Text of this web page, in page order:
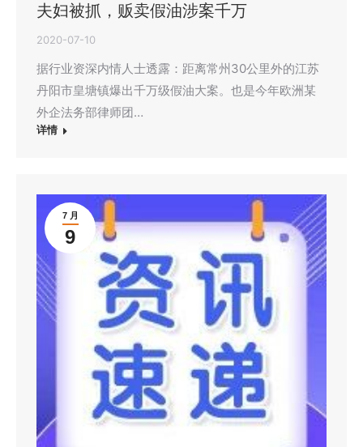
夫妇被抓，贩卖假油涉案千万
2020-07-10
据行业资深内情人士透露：距离常州30公里外的江苏
丹阳市皇塘镇爆出千万级假油大案。也是今年欧洲某
外企法务部律师团…
详情
7 月
9